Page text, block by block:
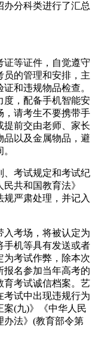
办分科类进行了汇总
证等证件，自觉遵守
员的管理和安排，主
和违规物品检查。
度，配备手机智能安
，请考生不要携带手
提前交由老师、家长
品以及金属物品，避
、考试规定和考试纪
共和国教育法》
规严肃处理，并记入
入考场，将被认定为
手机等具有发送或者
为考试作弊，除本次
报名参加当年高考的
育考试诚信档案。艺
考试中出现违规行为
案(九)》《中华人民
办法》(教育部令第